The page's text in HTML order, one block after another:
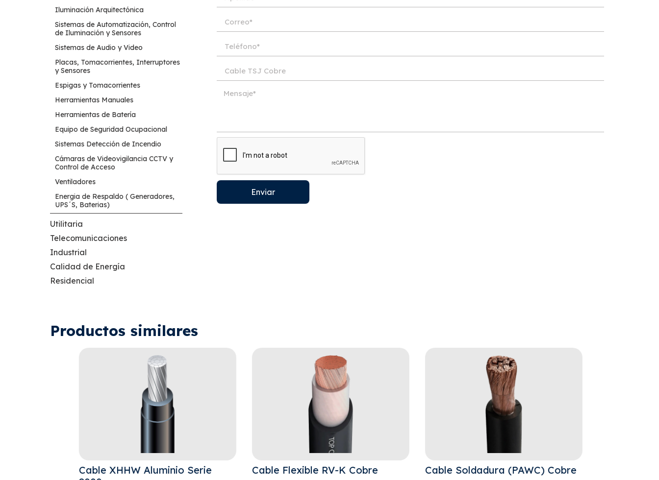
Iluminación Arquitectónica
Sistemas de Automatización, Control
de Iluminación y Sensores
Sistemas de Audio y Video
Placas, Tomacorrientes, Interruptores
y Sensores
Espigas y Tomacorrientes
Herramientas Manuales
Herramientas de Batería
Equipo de Seguridad Ocupacional
Sistemas Detección de Incendio
Cámaras de Videovigilancia CCTV y
Control de Acceso
Ventiladores
Energia de Respaldo ( Generadores,
UPS´S, Baterias)
Utilitaria
Telecomunicaciones
Industrial
Calidad de Energía
Residencial
Enviar
Productos similares
Cable XHHW Aluminio Serie
Cable Flexible RV-K Cobre Cable Soldadura (PAWC) Cobre